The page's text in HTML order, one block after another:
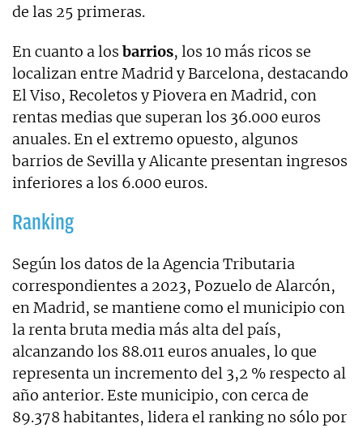
de las 25 primeras.
En cuanto a los barrios, los 10 más ricos se
localizan entre Madrid y Barcelona, destacando
El Viso, Recoletos y Piovera en Madrid, con
rentas medias que superan los 36.000 euros
anuales. En el extremo opuesto, algunos
barrios de Sevilla y Alicante presentan ingresos
inferiores a los 6.000 euros.
Ranking
Según los datos de la Agencia Tributaria
correspondientes a 2023, Pozuelo de Alarcón,
en Madrid, se mantiene como el municipio con
la renta bruta media más alta del país,
alcanzando los 88.011 euros anuales, lo que
representa un incremento del 3,2 % respecto al
año anterior. Este municipio, con cerca de
89.378 habitantes, lidera el ranking no sólo por